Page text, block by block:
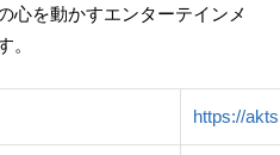
心を動かすエンターテインメ
。
https://